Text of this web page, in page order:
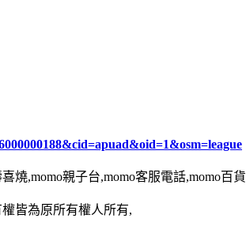
燒,momo親子台,momo客服電話,momo百貨
皆為原所有權人所有,